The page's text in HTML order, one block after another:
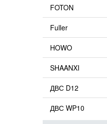
FOTON
Fuller
HOWO
SHAANXI
ДВС D12
ДВС WP10